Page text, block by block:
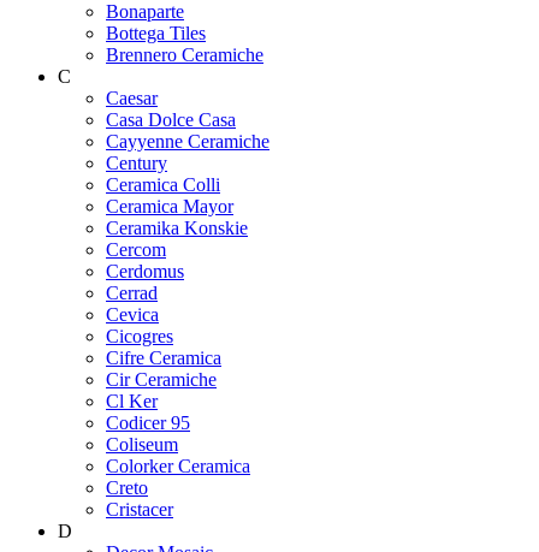
Bonaparte
Bottega Tiles
Brennero Ceramiche
C
Caesar
Casa Dolce Casa
Cayyenne Ceramiche
Century
Ceramica Colli
Ceramica Mayor
Ceramika Konskie
Cercom
Cerdomus
Cerrad
Cevica
Cicogres
Cifre Ceramica
Cir Ceramiche
Cl Ker
Codicer 95
Coliseum
Colorker Ceramica
Creto
Cristacer
D